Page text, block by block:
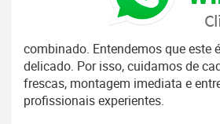
combinado. Entendemos que este
delicado. Por isso, cuidamos de
frescas, montagem imediata e
profissionais experientes.